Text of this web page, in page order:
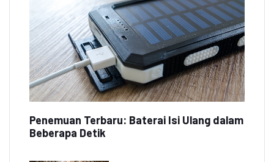
Penemuan Terbaru: Baterai Isi Ulang dalam
Beberapa Detik